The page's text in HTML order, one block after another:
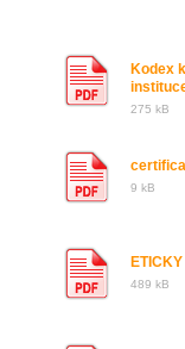
Kodex
275 kB
9 kB
489 kB